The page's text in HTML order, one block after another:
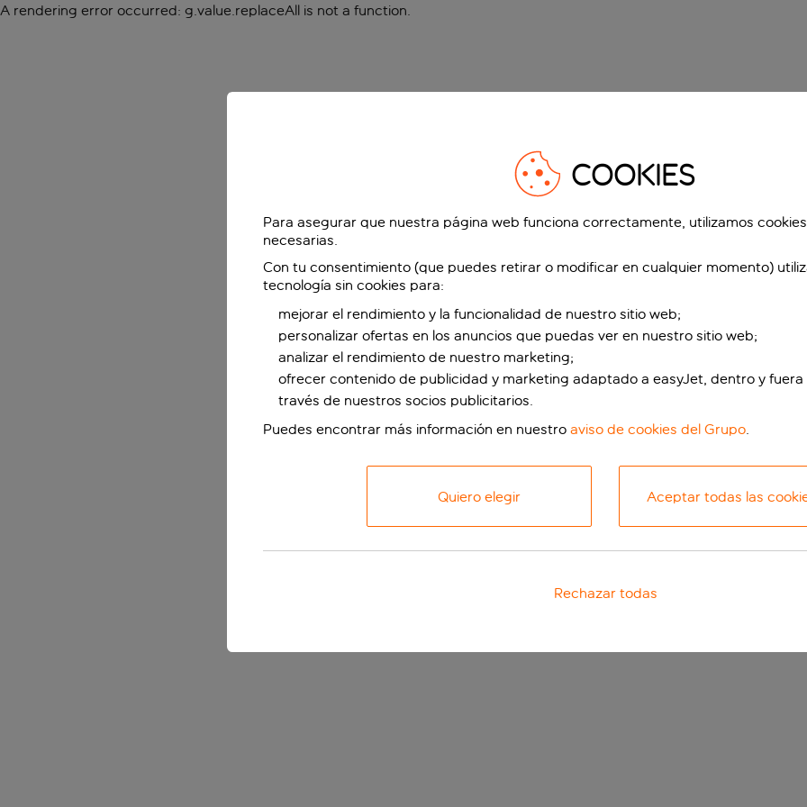
A rendering error occurred: g.value.replaceAll is not a function.
COOKIES
Para asegurar que nuestra página web funciona correctamente, utilizamos
necesarias.
Con tu consentimiento (que puedes retirar o modificar en cualquier momento)
tecnología sin cookies para:
mejorar el rendimiento y la funcionalidad de nuestro sitio web;
personalizar ofertas en los anuncios que puedas ver en nuestro sitio web;
analizar el rendimiento de nuestro marketing;
ofrecer contenido de publicidad y marketing adaptado a easyJet, dentro y
través de nuestros socios publicitarios.
Puedes encontrar más información en nuestro aviso de cookies del Grupo.
Quiero elegir Aceptar todas las
Rechazar todas